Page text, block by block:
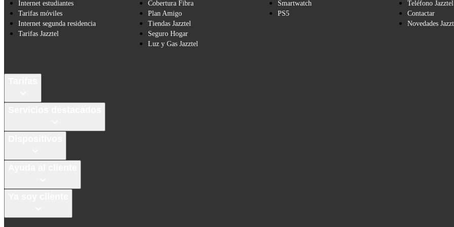
Internet estudiantes
Tarifas móviles
Internet segunda residencia
Tarifas Jazztel
Cobertura Fibra
Plan Amigo
Tiendas Jazztel
Seguro Hogar
Luz y Gas Jazztel
Smartwatch
PS5
Teléfono Jazztel
Contactar
Novedades